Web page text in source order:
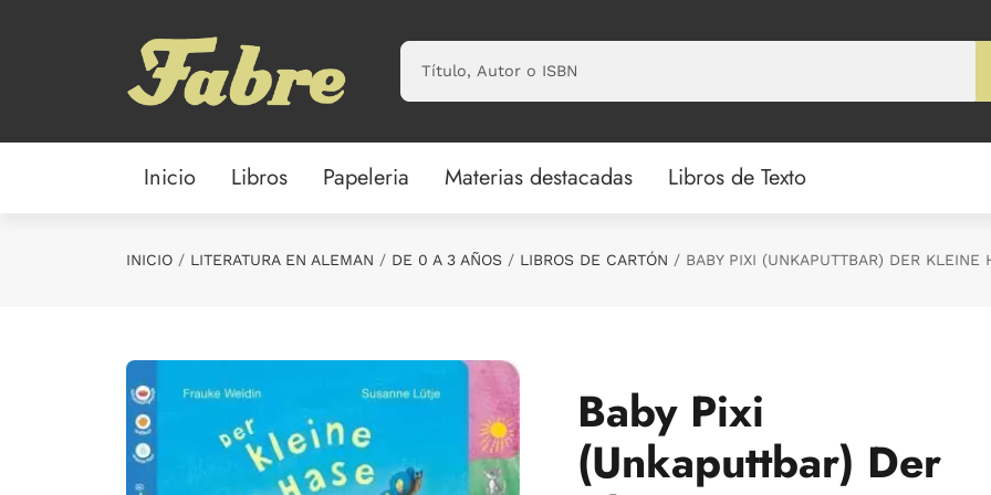
Inicio Libros Papeleria Materias destacadas Libros de Texto
INICIO LITERATURA EN ALEMAN DE 0 A 3 AÑOS LIBROS DE CARTÓN BABY PIXI (UNKAPUTTBAR) DER KLEINE
Baby Pixi
(Unkaputtbar) Der